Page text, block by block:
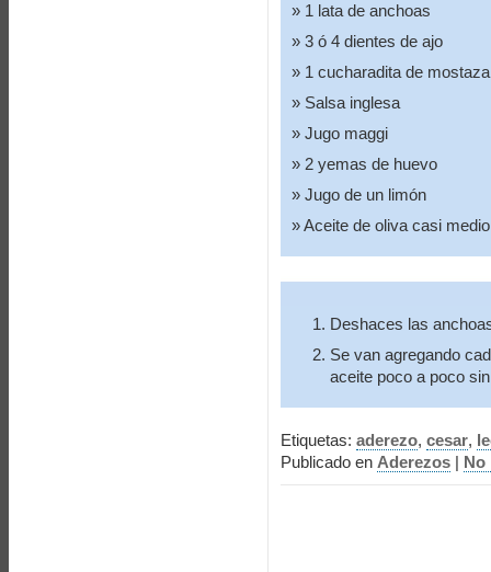
1 lata de anchoas
3 ó 4 dientes de ajo
1 cucharadita de mostaza
Salsa inglesa
Jugo maggi
2 yemas de huevo
Jugo de un limón
Aceite de oliva casi
Deshaces las
Se van agregando
aceite poco a poco
Etiquetas: aderezo, cesar,
Publicado en Aderezos | No